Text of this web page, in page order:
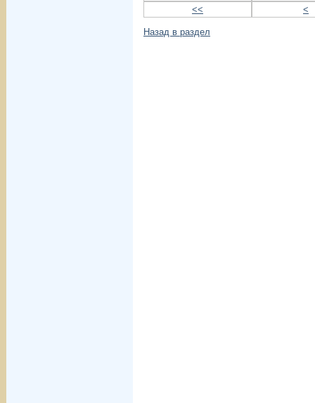
<< <
Назад в раздел